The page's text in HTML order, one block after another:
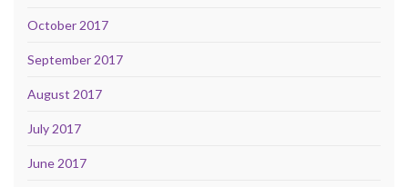
October 2017
September 2017
August 2017
July 2017
June 2017